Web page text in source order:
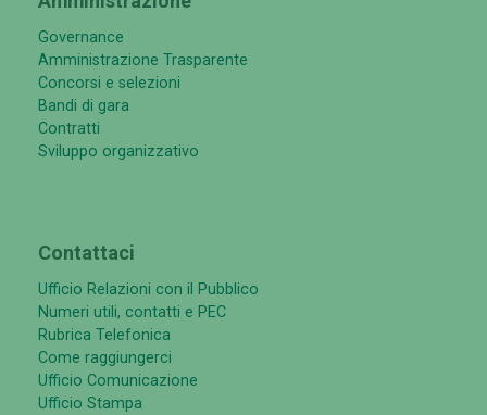
Governance
Amministrazione Trasparente
Concorsi e selezioni
Bandi di gara
Contratti
Sviluppo organizzativo
Contattaci
Ufficio Relazioni con il Pubblico
Numeri utili, contatti e PEC
Rubrica Telefonica
Come raggiungerci
Ufficio Comunicazione
Ufficio Stampa